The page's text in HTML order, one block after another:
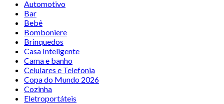
Automotivo
Bar
Bebê
Bomboniere
Brinquedos
Casa Inteligente
Cama e banho
Celulares e Telefonia
Copa do Mundo 2026
Cozinha
Eletroportáteis